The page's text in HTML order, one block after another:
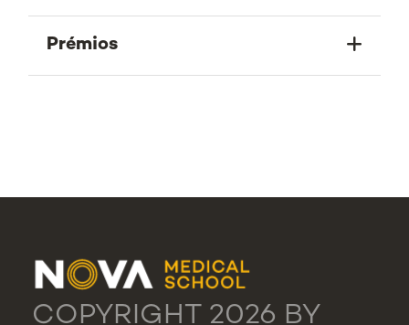
Prémios
COPYRIGHT 2026 BY